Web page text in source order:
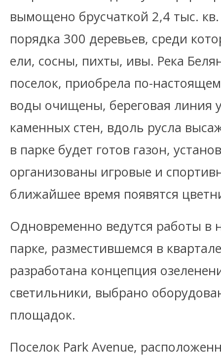
вымощено брусчаткой 2,4 тыс.
порядка 300 деревьев, среди
ели, сосны, пихты, ивы. Река
поселок, приобрела по-
воды очищены, береговая линия
каменных стен, вдоль русла
в парке будет готов газон,
организованы игровые и
ближайшее время появятся
Одновременно ведутся работы
парке, разместившемся в
разработана концепция
светильники, выбрано
площадок.
Поселок Park Avenue,